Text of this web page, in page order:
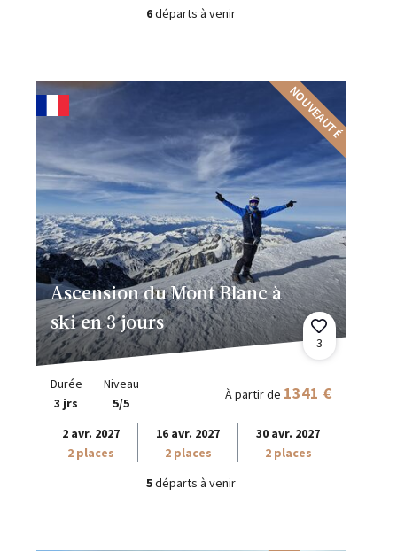
6départs à venir
NOUVEAUTÉ
Ascension du Mont Blanc à
ski en 3 jours
3
Durée
3 jrs
Niveau
5/5
À partir de 1341 €
2 avr. 2027
2 places
16 avr. 2027
2 places
30 avr. 2027
2 places
5départs à venir